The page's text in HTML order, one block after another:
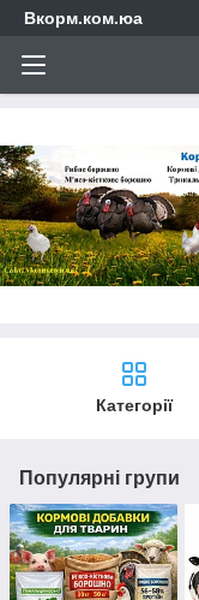
Вкорм.ком.юа
Категорії
Популярні групи